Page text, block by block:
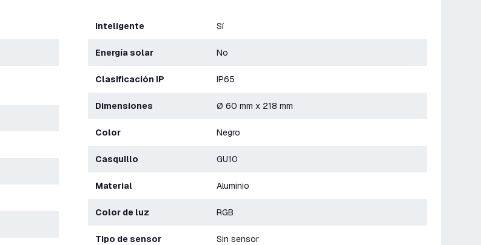
Inteligente Sí
Energía solar No
Clasificación IP IP65
Dimensiones Ø 60 mm x 218 mm
Color Negro
Casquillo GU10
Material Aluminio
Color de luz RGB
Tipo de sensor Sin sensor